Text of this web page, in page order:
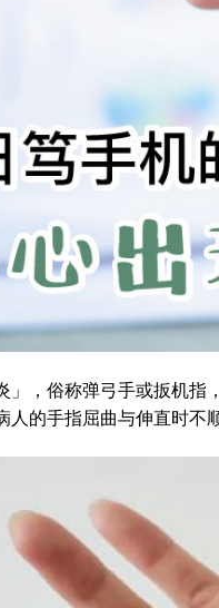
」，俗称弹弓手或扳机
人的手指屈曲与伸直时不